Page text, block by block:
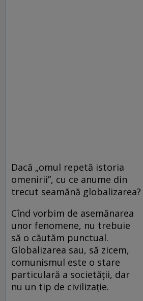
Dacă „omul repetă istoria
omenirii”, cu ce anume din
trecut seamănă globalizarea?
Cînd vorbim de asemănarea
unor fenomene, nu trebuie
să o căutăm punctual.
Globalizarea sau, să zicem,
comunismul este o stare
particulară a societății, dar
nu un tip de civilizație.